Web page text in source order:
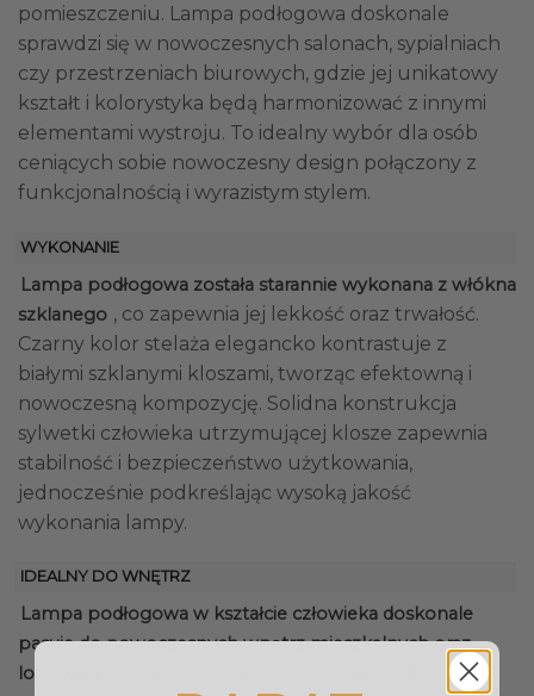
pomieszczeniu. Lampa podłogowa doskonale
sprawdzi się w nowoczesnych salonach, sypialniach
czy przestrzeniach biurowych, gdzie jej unikatowy
kształt i kolorystyka będą harmonizować z innymi
elementami wystroju. To idealny wybór dla osób
ceniących sobie nowoczesny design połączony z
funkcjonalnością i wyrazistym stylem.
WYKONANIE
Lampa podłogowa została starannie wykonana z włókna
szklanego , co zapewnia jej lekkość oraz trwałość.
Czarny kolor stelaża elegancko kontrastuje z
białymi szklanymi kloszami, tworząc efektowną i
nowoczesną kompozycję. Solidna konstrukcja
sylwetki człowieka utrzymującej klosze zapewnia
stabilność i bezpieczeństwo użytkowania,
jednocześnie podkreślając wysoką jakość
wykonania lampy.
IDEALNY DO WNĘTRZ
Lampa podłogowa w kształcie człowieka doskonale
pasuje do nowoczesnych wnętrz mieszkalnych oraz
loftowych